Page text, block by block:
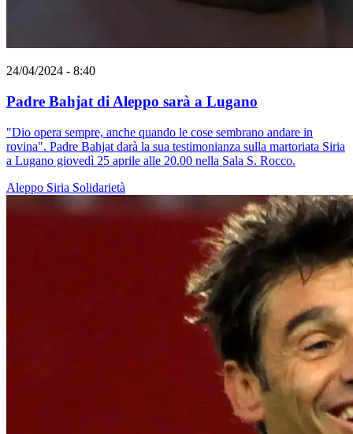
24/04/2024 - 8:40
Padre Bahjat di Aleppo sarà a Lugano
"Dio opera sempre, anche quando le cose sembrano andare in
rovina". Padre Bahjat darà la sua testimonianza sulla martoriata Siria
a Lugano giovedì 25 aprile alle 20.00 nella Sala S. Rocco.
Aleppo Siria Solidarietà